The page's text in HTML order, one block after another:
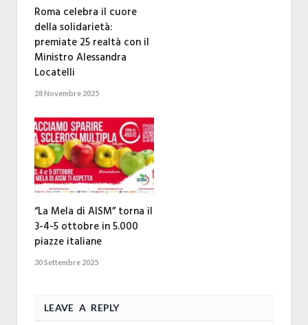
Roma celebra il cuore
della solidarietà:
premiate 25 realtà con il
Ministro Alessandra
Locatelli
28 Novembre 2025
“La Mela di AISM” torna il
3-4-5 ottobre in 5.000
piazze italiane
30 Settembre 2025
LEAVE A REPLY